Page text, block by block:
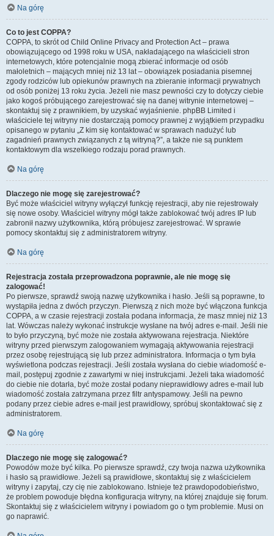
Na górę
Co to jest COPPA?
COPPA, to skrót od Child Online Privacy and Protection Act – prawa
obowiązującego od 1998 roku w USA, nakładającego na właścicieli stron
internetowych, które potencjalnie mogą zbierać informacje od osób
małoletnich – mających mniej niż 13 lat – obowiązek posiadania pisemnej
zgody rodziców lub opiekunów prawnych na zbieranie informacji prywatnych
od osób poniżej 13 roku życia. Jeżeli nie masz pewności czy to dotyczy ciebie
jako kogoś próbującego zarejestrować się na danej witrynie internetowej –
skontaktuj się z prawnikiem, by uzyskać wyjaśnienie. phpBB Limited i
właściciele tej witryny nie dostarczają pomocy prawnej z wyjątkiem przypadku
opisanego w pytaniu „Z kim się kontaktować w sprawach nadużyć lub
zagadnień prawnych związanych z tą witryną?”, a także nie są punktem
kontaktowym dla wszelkiego rodzaju porad prawnych.
Na górę
Dlaczego nie mogę się zarejestrować?
Być może właściciel witryny wyłączył funkcję rejestracji, aby nie rejestrowały
się nowe osoby. Właściciel witryny mógł także zablokować twój adres IP lub
zabronił nazwy użytkownika, którą próbujesz zarejestrować. W sprawie
pomocy skontaktuj się z administratorem witryny.
Na górę
Rejestracja została przeprowadzona poprawnie, ale nie mogę się
zalogować!
Po pierwsze, sprawdź swoją nazwę użytkownika i hasło. Jeśli są poprawne, to
wystąpiła jedna z dwóch przyczyn. Pierwszą z nich może być włączona funkcja
COPPA, a w czasie rejestracji została podana informacja, że masz mniej niż 13
lat. Wówczas należy wykonać instrukcje wysłane na twój adres e-mail. Jeśli nie
to było przyczyną, być może nie została aktywowana rejestracja. Niektóre
witryny przed pierwszym zalogowaniem wymagają aktywowania rejestracji
przez osobę rejestrującą się lub przez administratora. Informacja o tym była
wyświetlona podczas rejestracji. Jeśli została wysłana do ciebie wiadomość e-
mail, postępuj zgodnie z zawartymi w niej instrukcjami. Jeżeli taka wiadomość
do ciebie nie dotarła, być może został podany nieprawidłowy adres e-mail lub
wiadomość została zatrzymana przez filtr antyspamowy. Jeśli na pewno
podany przez ciebie adres e-mail jest prawidłowy, spróbuj skontaktować się z
administratorem.
Na górę
Dlaczego nie mogę się zalogować?
Powodów może być kilka. Po pierwsze sprawdź, czy twoja nazwa użytkownika
i hasło są prawidłowe. Jeżeli są prawidłowe, skontaktuj się z właścicielem
witryny i zapytaj, czy cię nie zablokowano. Istnieje też prawdopodobieństwo,
że problem powoduje błędna konfiguracja witryny, na której znajduje się forum.
Skontaktuj się z właścicielem witryny i powiadom go o tym problemie. Musi on
go naprawić.